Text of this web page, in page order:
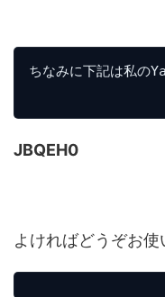
ちなみに下記は私の
JBQEH0
よければどうぞお使